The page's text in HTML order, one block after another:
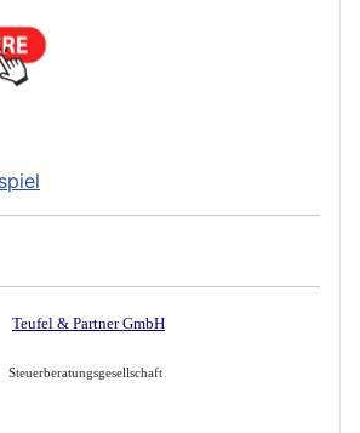
Teufel & Partner GmbH
Steuerberatungsgesellschaft